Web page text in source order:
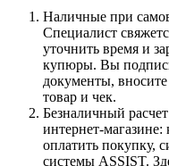
Наличные при
Специалист
уточнить время и
купюры. Вы
документы,
товар и чек.
Безналичный
интернет-
оплатить покупку,
системы ASSIST.